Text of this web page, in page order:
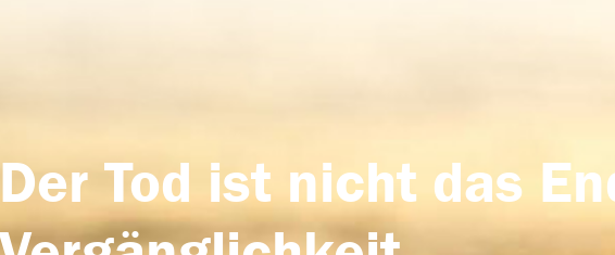
Der Tod ist nicht das